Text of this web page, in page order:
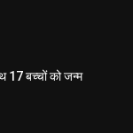
17 बच्चों को जन्म